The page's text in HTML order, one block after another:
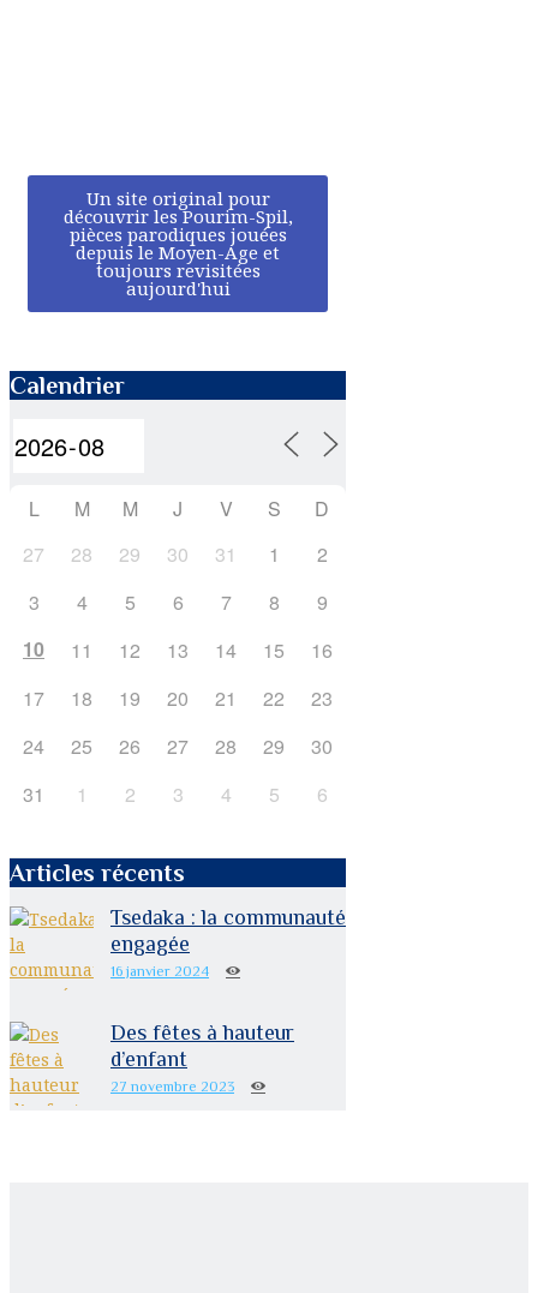
Un site original pour
découvrir les Pourim-Spil,
pièces parodiques jouées
depuis le Moyen-Age et
toujours revisitées
aujourd'hui
Calendrier
L M M J V S
D
27
28 29 30 31 1
2
3
4 5 6 7 8
9
10
11 12 13 14 15
16
17
18 19 20 21 22
23
24
25 26 27 28 29
30
31
1 2 3 4 5 6
Articles récents
Tsedaka : la communauté
engagée
16 janvier 2024
Des fêtes à hauteur
d’enfant
27 novembre 2023